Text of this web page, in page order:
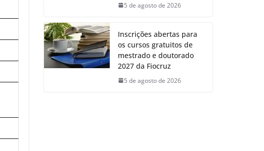
5 de agosto de 2026
Inscrições abertas para
os cursos gratuitos de
mestrado e doutorado
2027 da Fiocruz
5 de agosto de 2026